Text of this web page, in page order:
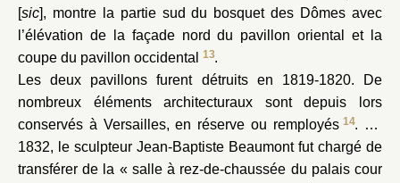
[sic], montre la partie sud du bosquet des Dômes avec
l’élévation de la façade nord du pavillon oriental et la
coupe du pavillon occidental
13.
Les deux pavillons furent détruits en 1819-1820. De
nombreux éléments architecturaux sont depuis lors
conservés à Versailles, en réserve ou remployés 14. En
1832, le sculpteur Jean-Baptiste Beaumont fut chargé de
transférer de la « salle à rez-de-chaussée du palais cour